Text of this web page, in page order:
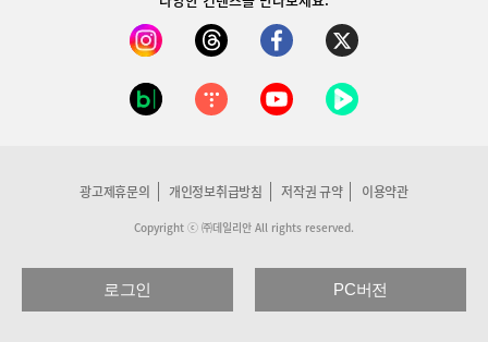
광고제휴문의 개인정보취급방침 저작권 규약 이용약관
Copyright ⓒ ㈜데일리안 All rights reserved.
로그인 PC버전